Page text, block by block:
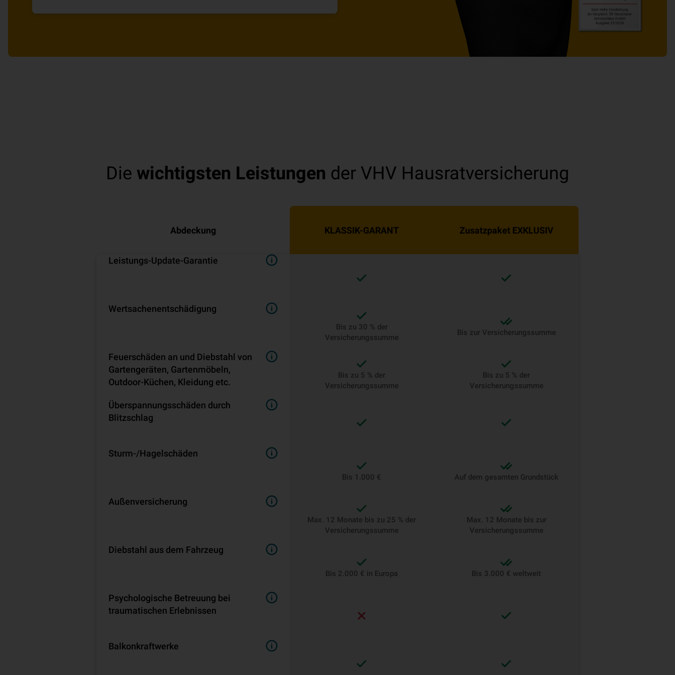
Die wichtigsten Leistungen der VHV Hausratversicherung
Abdeckung KLASSIK-GARANT Zusatzpaket EXKLUSIV
Leistungs-Update-Garantie
Wertsachenentschädigung
Bis zu 30 % der
Versicherungssumme
Bis zur Versicherungssumme
Feuerschäden an und Diebstahl von
Gartengeräten, Gartenmöbeln,
Outdoor-Küchen, Kleidung etc.
Bis zu 5 % der
Versicherungssumme
Bis zu 5 % der
Versicherungssumme
Überspannungsschäden durch
Blitzschlag
Sturm-/Hagelschäden
Bis 1.000 € Auf dem gesamten Grundstück
Außenversicherung
Max. 12 Monate bis zu 25 % der
Versicherungssumme
Max. 12 Monate bis zur
Versicherungssumme
Diebstahl aus dem Fahrzeug
Bis 2.000 € in Europa Bis 3.000 € weltweit
Psychologische Betreuung bei
traumatischen Erlebnissen
Balkonkraftwerke